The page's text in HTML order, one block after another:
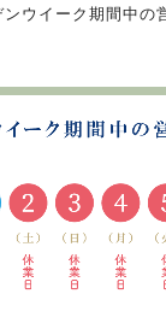
ウイーク期間中の